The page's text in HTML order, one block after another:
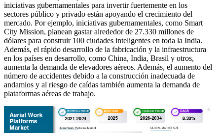
iniciativas gubernamentales para invertir fuertemente en los
sectores público y privado están apoyando el crecimiento del
mercado. Por ejemplo, iniciativas gubernamentales, como Smart
City Mission, planean gastar alrededor de 27.330 millones de
dólares para construir 100 ciudades inteligentes en toda la India.
Además, el rápido desarrollo de la fabricación y la infraestructura
en los países en desarrollo, como China, India, Brasil y otros,
aumenta la demanda de elevadores aéreos. Además, el aumento del
número de accidentes debido a la construcción inadecuada de
andamios y al riesgo de caídas también aumenta la demanda de
plataformas aéreas de trabajo.